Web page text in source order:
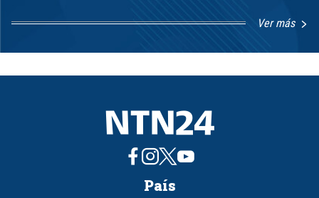
Ver más
8
País